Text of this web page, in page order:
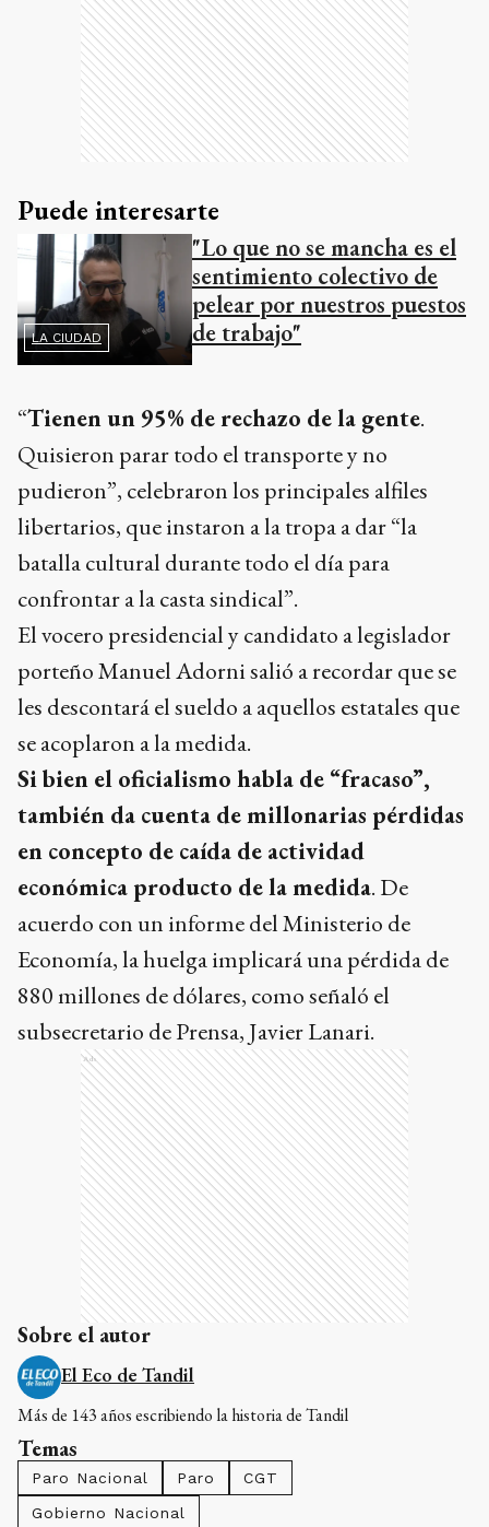
Puede interesarte
LA CIUDAD
"Lo que no se mancha es el
sentimiento colectivo de
pelear por nuestros puestos
de trabajo"
“Tienen un 95% de rechazo de la gente.
Quisieron parar todo el transporte y no
pudieron”, celebraron los principales alfiles
libertarios, que instaron a la tropa a dar “la
batalla cultural durante todo el día para
confrontar a la casta sindical”.
El vocero presidencial y candidato a legislador
porteño Manuel Adorni salió a recordar que se
les descontará el sueldo a aquellos estatales que
se acoplaron a la medida.
Si bien el oficialismo habla de “fracaso”,
también da cuenta de millonarias pérdidas
en concepto de caída de actividad
económica producto de la medida. De
acuerdo con un informe del Ministerio de
Economía, la huelga implicará una pérdida de
880 millones de dólares, como señaló el
subsecretario de Prensa, Javier Lanari.
Ads
Sobre el autor
El Eco de Tandil
Más de 143 años escribiendo la historia de Tandil
Temas
Paro Nacional Paro
CGT
Gobierno Nacional